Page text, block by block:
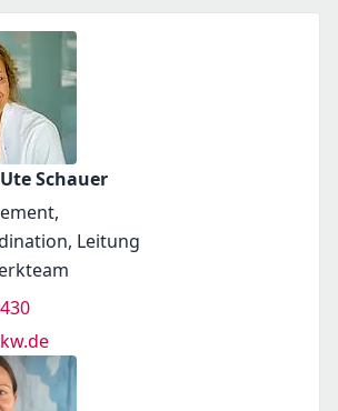
Schauer
Leitung